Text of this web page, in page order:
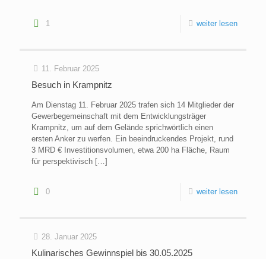
1 weiter lesen
11. Februar 2025
Besuch in Krampnitz
Am Dienstag 11. Februar 2025 trafen sich 14 Mitglieder der
Gewerbegemeinschaft mit dem Entwicklungsträger
Krampnitz, um auf dem Gelände sprichwörtlich einen
ersten Anker zu werfen. Ein beeindruckendes Projekt, rund
3 MRD € Investitionsvolumen, etwa 200 ha Fläche, Raum
für perspektivisch […]
0 weiter lesen
28. Januar 2025
Kulinarisches Gewinnspiel bis 30.05.2025